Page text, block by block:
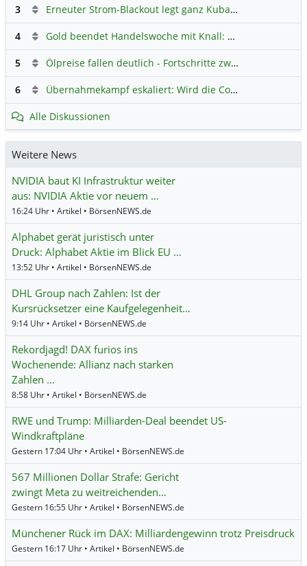
3 Erneuter Strom-Blackout legt ganz Kuba lahm
4 Gold beendet Handelswoche mit Knall: Barrick Mining – Ist diese Aktie wieder ein Kauf?
5 Ölpreise fallen deutlich - Fortschritte zwischen USA und Iran belasten
6 Übernahmekampf eskaliert: Wird die Commerzbank italienisch?
Alle Diskussionen
Weitere News
NVIDIA baut KI Infrastruktur weiter
aus: NVIDIA Aktie vor neuem …
16:24 Uhr • Artikel • BörsenNEWS.de
Alphabet gerät juristisch unter
Druck: Alphabet Aktie im Blick EU …
13:52 Uhr • Artikel • BörsenNEWS.de
DHL Group nach Zahlen: Ist der
Kursrücksetzer eine Kaufgelegenheit…
9:14 Uhr • Artikel • BörsenNEWS.de
Rekordjagd! DAX furios ins
Wochenende: Allianz nach starken
Zahlen …
8:58 Uhr • Artikel • BörsenNEWS.de
RWE und Trump: Milliarden-Deal beendet US-
Windkraftpläne
Gestern 17:04 Uhr • Artikel • BörsenNEWS.de
567 Millionen Dollar Strafe: Gericht
zwingt Meta zu weitreichenden…
Gestern 16:55 Uhr • Artikel • BörsenNEWS.de
Münchener Rück im DAX: Milliardengewinn trotz Preisdruck
Gestern 16:17 Uhr • Artikel • BörsenNEWS.de